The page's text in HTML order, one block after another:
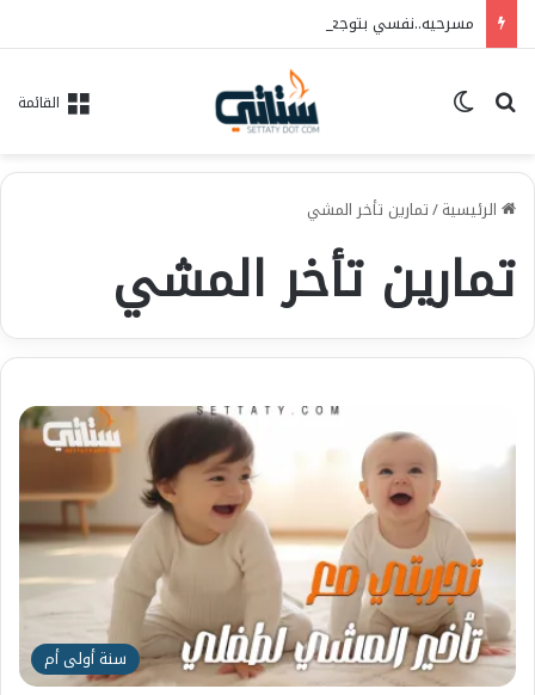
القائمة بحث عن
الرئيسية/تمارين تأخر المشي
تمارين تأخر المشي
سنة أولى أم